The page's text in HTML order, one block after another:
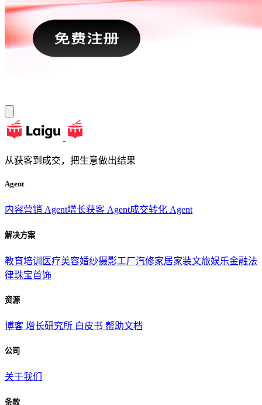
从获客到成交，把生意做出结果
Agent
内容营销 Agent增长获客 Agent成交转化 Agent
解决方案
教育培训 医疗美容婚纱摄影工厂汽修家居家装文旅娱乐金融法
律珠宝首饰
资源
博客 增长研究所 白皮书 帮助文档
公司
关于我们
条款